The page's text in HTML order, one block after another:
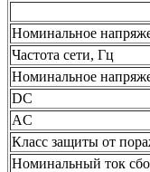
Номинальное
Частота сети, Гц
Номинальное
DC
AC
Класс защиты от
Номинальный ток